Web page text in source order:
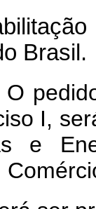
Brasil.
O
I,
e